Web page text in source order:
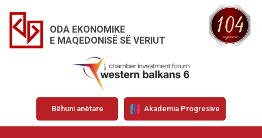
ODA EKONOMIKE
E MAQEDONISË SË VERIUT
Bëhuni anëtare Akademia Progresive